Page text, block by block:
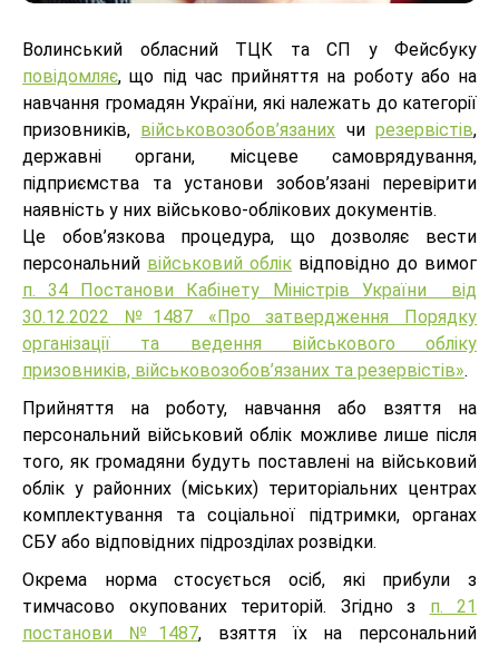
Волинський обласний ТЦК та СП у Фейсбуку
повідомляє, що під час прийняття на роботу або на
навчання громадян України, які належать до категорії
призовників, військовозобов’язаних чирезервістів,
державні органи, місцеве самоврядування,
підприємства та установи зобов’язані перевірити
наявність у них військово-облікових документів.
Це обов’язкова процедура, що дозволяє вести
персональний військовий облік відповідно до вимог
п. 34 Постанови Кабінету Міністрів України від
30.12.2022 №1487 «Про затвердження Порядку
організації та ведення військового обліку
призовників, військовозобов’язаних та резервістів».
Прийняття на роботу, навчання або взяття на
персональний військовий облік можливе лише після
того, як громадяни будуть поставлені на військовий
облік у районних (міських) територіальних центрах
комплектування та соціальної підтримки, органах
СБУ або відповідних підрозділах розвідки.
Окрема норма стосується осіб, які прибули з
тимчасово окупованих територій. Згідно з п. 21
постанови №1487, взяття їх на персональний